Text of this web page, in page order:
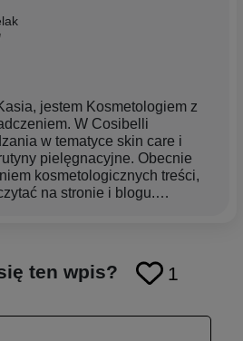
jestem Kosmetologiem z
W Cosibelli
w tematyce skin care i
pielęgnacyjne. Obecnie
kosmetologicznych treści,
na stronie i blogu.
styl życia, to jak radzisz sobie
odpoczywać. Sama
z autopsji.
ten wpis? 1